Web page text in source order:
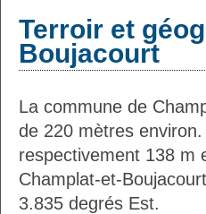
Terroir et
Boujacourt
La commune de
de 220 mètres
respectivement 138 m
Champlat-et-
3.835 degrés Est.